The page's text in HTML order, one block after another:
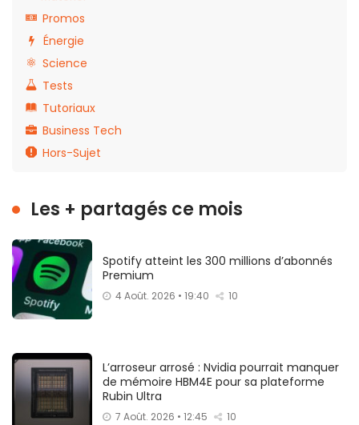
Promos
Énergie
Science
Tests
Tutoriaux
Business Tech
Hors-Sujet
Les + partagés ce mois
Spotify atteint les 300 millions d’abonnés
Premium
4 Août. 2026 • 19:40 10
L’arroseur arrosé : Nvidia pourrait manquer
de mémoire HBM4E pour sa plateforme
Rubin Ultra
7 Août. 2026 • 12:45 10